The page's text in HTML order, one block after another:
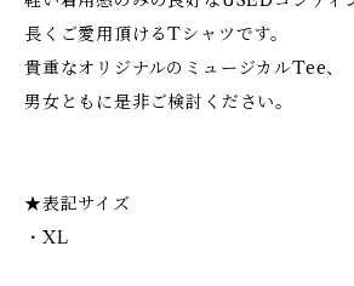
長くご愛用頂けるTシャツです。
貴重なオリジナルのミュージカルTee、
男女ともに是非ご検討ください。
★表記サイズ
・XL